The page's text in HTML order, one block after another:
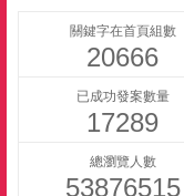
關鍵字在首頁組數
20666
已成功發案數量
17289
總瀏覽人數
53876515